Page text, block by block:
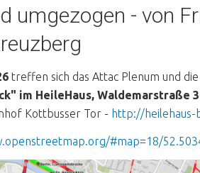
umgezogen - von
treffen sich das Attac Plenum und
im HeileHaus, Waldemarstraße
Kottbusser Tor - http://
#map=18/